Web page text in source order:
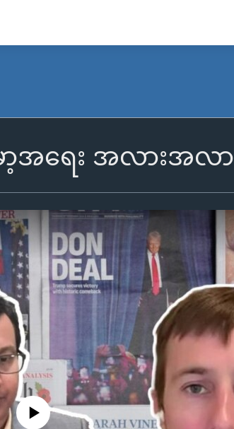
အရေး အလားအလာ
currently available